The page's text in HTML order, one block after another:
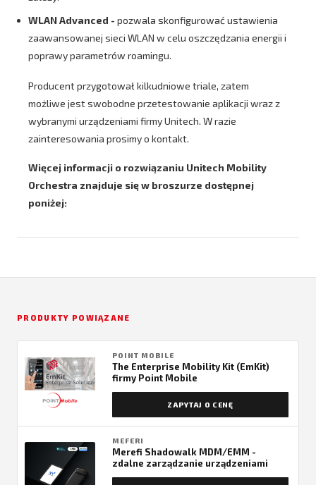
WLAN Advanced - pozwala skonfigurować ustawienia
zaawansowanej sieci WLAN w celu oszczędzania energii i
poprawy parametrów roamingu.
Producent przygotował kilkudniowe triale, zatem
możliwe jest swobodne przetestowanie aplikacji wraz z
wybranymi urządzeniami firmy Unitech. W razie
zainteresowania prosimy o kontakt.
Więcej informacji o rozwiązaniu Unitech Mobility
Orchestra znajduje się w broszurze dostępnej
poniżej:
PRODUKTY POWIĄZANE
POINT MOBILE
The Enterprise Mobility Kit (EmKit)
firmy Point Mobile
ZAPYTAJ O CENĘ
MEFERI
Merefi Shadowalk MDM/EMM -
zdalne zarządzanie urządzeniami